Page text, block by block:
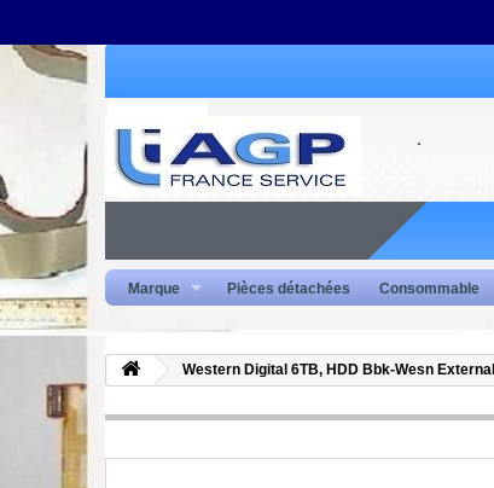
Marque Pièces détachées Consommable
Western Digital 6TB, HDD Bbk-Wesn